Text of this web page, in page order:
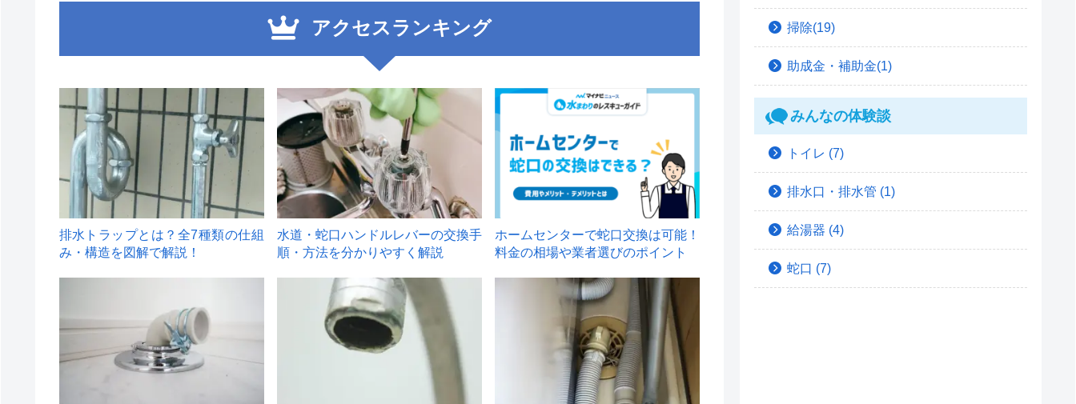
アクセスランキング
1
排水トラップとは？全7種類の仕組
み・構造を図解で解説！
2
水道・蛇口ハンドルレバーの交換手
順・方法を分かりやすく解説
ホームセンターで蛇口交換は可能！
料金の相場や業者選びのポイント
掃除(19)
助成金・補助金(1)
みんなの体験談
トイレ (7)
排水口・排水管 (1)
給湯器 (4)
蛇口 (7)